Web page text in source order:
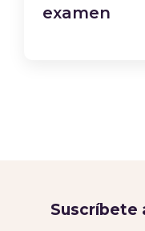
examen
Suscríbete